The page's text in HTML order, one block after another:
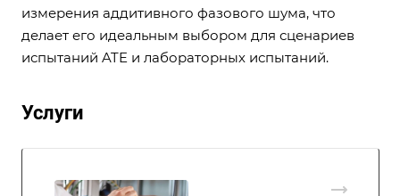
измерения аддитивного фазового шума, что
делает его идеальным выбором для сценариев
испытаний ATE и лабораторных испытаний.
Услуги